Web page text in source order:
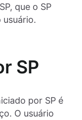
que o SP
usuário.
SP
por SP é
O usuário